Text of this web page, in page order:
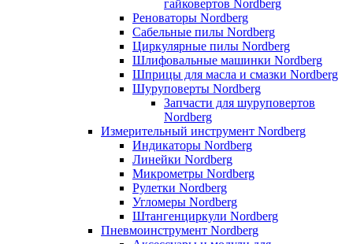
гайковертов Nordberg
Реноваторы Nordberg
Сабельные пилы Nordberg
Циркулярные пилы Nordberg
Шлифовальные машинки Nordberg
Шприцы для масла и смазки Nordberg
Шуруповерты Nordberg
Запчасти для шуруповертов
Nordberg
Измерительный инструмент Nordberg
Индикаторы Nordberg
Линейки Nordberg
Микрометры Nordberg
Рулетки Nordberg
Угломеры Nordberg
Штангенциркули Nordberg
Пневмоинструмент Nordberg